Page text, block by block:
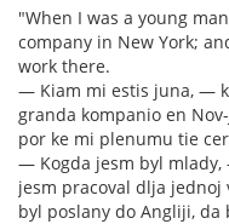
"When I was a young
company in New York;
work there.
— Kiam mi estis juna, —
granda kompanio en
por ke mi plenumu tie
— Kogda jesm byl
jesm pracoval dlja jednoj
byl poslany do Angliji,